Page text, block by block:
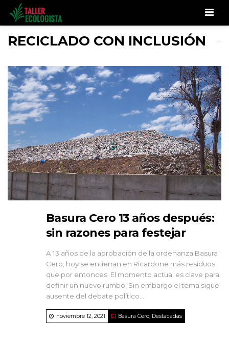
RECICLADO CON INCLUSIÓN
Basura Cero 13 años después:
sin razones para festejar
A 13 años de la aprobación de la ordenanza Basura
Cero, hoy se entierran en Ricardone más residuos
que por entonces. El momento actual es clave para
definir un nuevo rumbo. Sin embargo el tema sigue
ausente del debate político...
noviembre 12, 2021 Basura Cero, Destacadas